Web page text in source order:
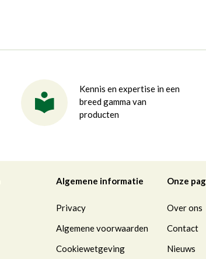
Kennis en expertise in een
breed gamma van
producten
Algemene informatie
Privacy
Algemene voorwaarden
Cookiewetgeving
Onze
Over ons
Contact
Nieuws